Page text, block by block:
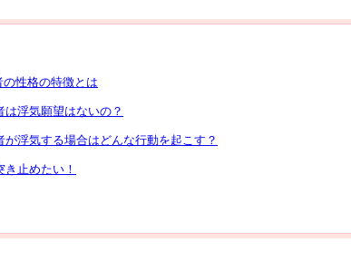
の性格の特徴とは
は浮気願望はないの？
が浮気する場合はどんな行動を起こす？
止めたい！